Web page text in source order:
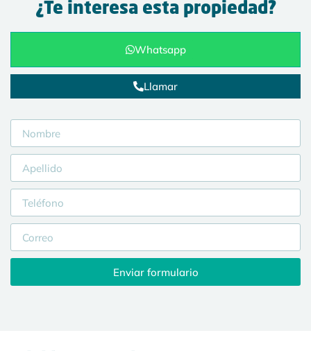
¿Te interesa esta propiedad?
Whatsapp
Llamar
Enviar formulario